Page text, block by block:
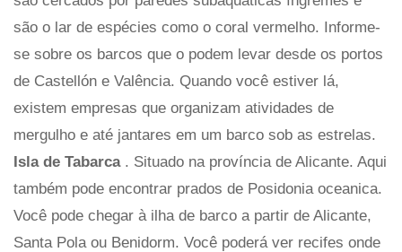
são o lar de espécies como o coral vermelho. Informe-
se sobre os barcos que o podem levar desde os portos
de Castellón e Valência. Quando você estiver lá,
existem empresas que organizam atividades de
mergulho e até jantares em um barco sob as estrelas.
Isla de Tabarca . Situado na província de Alicante. Aqui
também pode encontrar prados de Posidonia oceanica.
Você pode chegar à ilha de barco a partir de Alicante,
Santa Pola ou Benidorm. Você poderá ver recifes onde